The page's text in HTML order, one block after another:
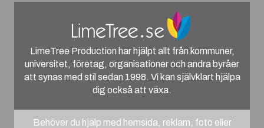
LimeTree Production har hjälpt allt från kommuner,
universitet, företag, organisationer och andra byråer
att synas med stil sedan 1998. Vi kan självklart hjälpa
dig också att växa.
Behöver du hjälp med hemsida, reklam, foto eller